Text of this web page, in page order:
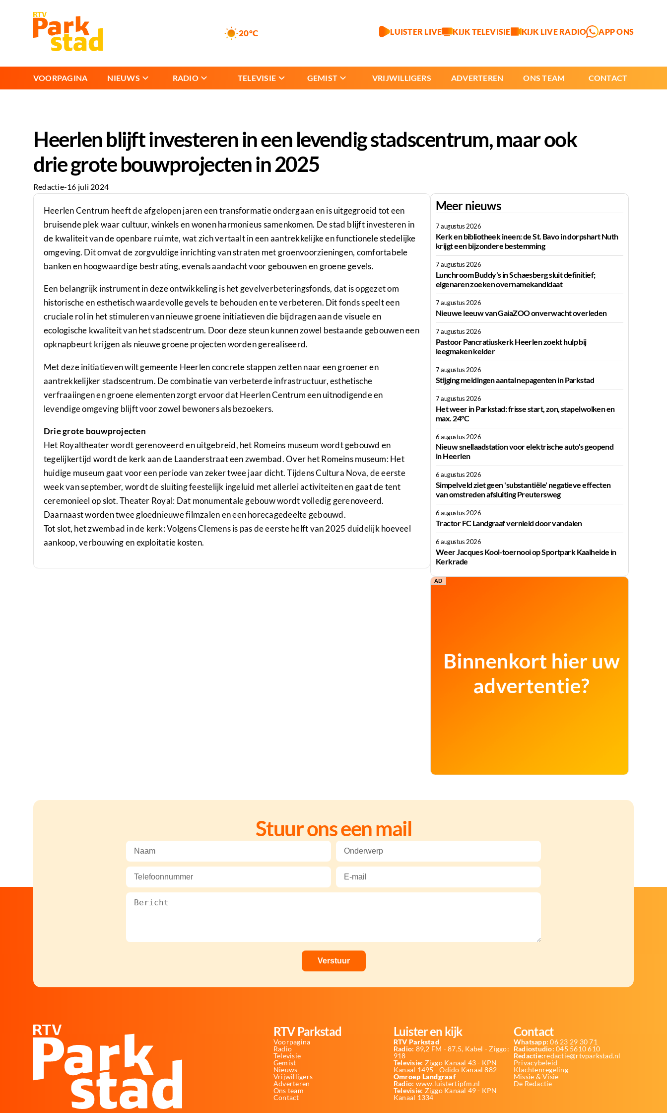
20°C LUISTER LIVE KIJK TELEVISIE KIJK LIVE RADIO APP ONS
VOORPAGINA NIEUWS RADIO TELEVISIE GEMIST VRIJWILLIGERS ADVERTEREN ONS TEAM CONTACT
Heerlen blijft investeren in een levendig stadscentrum, maar ook
drie grote bouwprojecten in 2025
Redactie-16 juli 2024
Heerlen Centrum heeft de afgelopen jaren een transformatie ondergaan en is uitgegroeid tot een
bruisende plek waar cultuur, winkels en wonen harmonieus samenkomen. De stad blijft investeren in
de kwaliteit van de openbare ruimte, wat zich vertaalt in een aantrekkelijke en functionele stedelijke
omgeving. Dit omvat de zorgvuldige inrichting van straten met groenvoorzieningen, comfortabele
banken en hoogwaardige bestrating, evenals aandacht voor gebouwen en groene gevels.
Een belangrijk instrument in deze ontwikkeling is het gevelverbeteringsfonds, dat is opgezet om
historische en esthetisch waardevolle gevels te behouden en te verbeteren. Dit fonds speelt een
cruciale rol in het stimuleren van nieuwe groene initiatieven die bijdragen aan de visuele en
ecologische kwaliteit van het stadscentrum. Door deze steun kunnen zowel bestaande gebouwen een
opknapbeurt krijgen als nieuwe groene projecten worden gerealiseerd.
Met deze initiatieven wilt gemeente Heerlen concrete stappen zetten naar een groener en
aantrekkelijker stadscentrum. De combinatie van verbeterde infrastructuur, esthetische
verfraaiingen en groene elementen zorgt ervoor dat Heerlen Centrum een uitnodigende en
levendige omgeving blijft voor zowel bewoners als bezoekers.
Drie grote bouwprojecten
Het Royaltheater wordt gerenoveerd en uitgebreid, het Romeins museum wordt gebouwd en
tegelijkertijd wordt de kerk aan de Laanderstraat een zwembad. Over het Romeins museum: Het
huidige museum gaat voor een periode van zeker twee jaar dicht. Tijdens Cultura Nova, de eerste
week van september, wordt de sluiting feestelijk ingeluid met allerlei activiteiten en gaat de tent
ceremonieel op slot. Theater Royal: Dat monumentale gebouw wordt volledig gerenoveerd.
Daarnaast worden twee gloednieuwe filmzalen en een horecagedeelte gebouwd.
Tot slot, het zwembad in de kerk: Volgens Clemens is pas de eerste helft van 2025 duidelijk hoeveel
aankoop, verbouwing en exploitatie kosten.
Meer nieuws
7 augustus 2026
Kerk en bibliotheek ineen: de St. Bavo in dorpshart Nuth
krijgt een bijzondere bestemming
7 augustus 2026
Lunchroom Buddy's in Schaesberg sluit definitief;
eigenaren zoeken overnamekandidaat
7 augustus 2026
Nieuwe leeuw van GaiaZOO onverwacht overleden
7 augustus 2026
Pastoor Pancratiuskerk Heerlen zoekt hulp bij
leegmaken kelder
7 augustus 2026
Stijging meldingen aantal nepagenten in Parkstad
7 augustus 2026
Het weer in Parkstad: frisse start, zon, stapelwolken en
max. 24°C
6 augustus 2026
Nieuw snellaadstation voor elektrische auto's geopend
in Heerlen
6 augustus 2026
Simpelveld ziet geen 'substantiële' negatieve effecten
van omstreden afsluiting Preutersweg
6 augustus 2026
Tractor FC Landgraaf vernield door vandalen
6 augustus 2026
Weer Jacques Kool-toernooi op Sportpark Kaalheide in
Kerkrade
AD
Stuur ons een mail
RTV Parkstad
Voorpagina
Radio
Televisie
Gemist
Nieuws
Vrijwilligers
Adverteren
Ons team
Contact
Luister en kijk
RTV Parkstad
Radio: 89,2 FM - 87,5, Kabel - Ziggo:
918
Televisie: Ziggo Kanaal 43 - KPN
Kanaal 1495 - Odido Kanaal 882
Omroep Landgraaf
Radio: www.luistertipfm.nl
Televisie: Ziggo Kanaal 49 - KPN
Kanaal 1334
Contact
Whatsapp: 06 23 29 30 71
Radiostudio: 045 5610 610
Redactie:redactie@rtvparkstad.nl
Privacybeleid
Klachtenregeling
Missie & Visie
De Redactie